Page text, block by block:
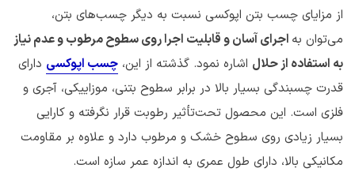
از مزایای چسب بتن اپوکسی نسبت به دیگر چسب‌های بتن،
می‌توان به اجرای آسان و قابلیت اجرا روی سطوح مرطوب و عدم نیاز
به استفاده از حلال اشاره نمود. گذشته از این، چسب اپوکسی دارای
قدرت چسبندگی بسیار بالا در برابر سطوح بتنی، موزاییکی، آجری و
فلزی است. این محصول تحت‌تأثیر رطوبت قرار نگرفته و کارایی
بسیار زیادی روی سطوح خشک و مرطوب دارد و علاوه بر مقاومت
مکانیکی بالا، دارای طول عمری به اندازه عمر سازه است.